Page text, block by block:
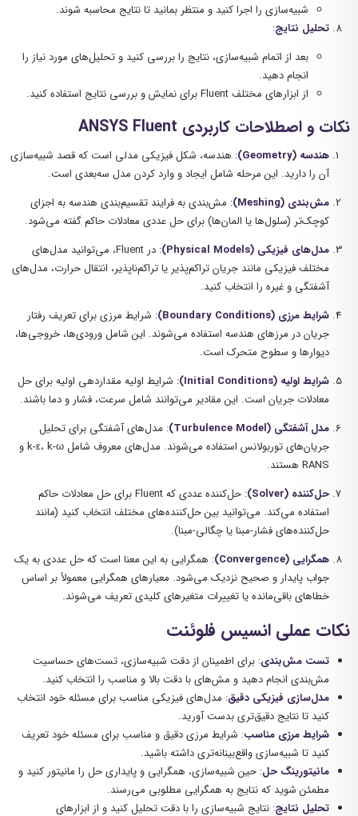
شبیه‌سازی را اجرا کنید و منتظر بمانید تا نتایج محاسبه شوند.
تحلیل نتایج:
بعد از اتمام شبیه‌سازی، نتایج را بررسی کنید و تحلیل‌های مورد نیاز را
انجام دهید.
از ابزارهای مختلف Fluent برای نمایش و بررسی نتایج استفاده کنید.
نکات و اصطلاحات کاربردی ANSYS Fluent
هندسه (Geometry)
: هندسه، شکل فیزیکی مدلی است که قصد شبیه‌سازی
آن را دارید. این مرحله شامل ایجاد و وارد کردن مدل سه‌بعدی است.
مش‌بندی (Meshing)
: مش‌بندی به فرایند تقسیم‌بندی هندسه به اجزای
کوچک‌تر (سلول‌ها یا المان‌ها) برای حل عددی معادلات حاکم گفته می‌شود.
مدل‌های فیزیکی (Physical Models)
: در Fluent، می‌توانید مدل‌های
مختلف فیزیکی مانند جریان تراکم‌پذیر یا تراکم‌ناپذیر، انتقال حرارت، مدل‌های
آشفتگی و غیره را انتخاب کنید.
شرایط مرزی (Boundary Conditions)
: شرایط مرزی برای تعریف رفتار
جریان در مرزهای هندسه استفاده می‌شوند. این شامل ورودی‌ها، خروجی‌ها،
دیوارها و سطوح متحرک است.
شرایط اولیه (Initial Conditions)
: شرایط اولیه مقداردهی اولیه برای حل
معادلات جریان است. این مقادیر می‌توانند شامل سرعت، فشار و دما باشند.
مدل آشفتگی (Turbulence Model)
: مدل‌های آشفتگی برای تحلیل
جریان‌های توربولانس استفاده می‌شوند. مدل‌های معروف شامل k-ε، k-ω و
RANS هستند.
حل‌کننده (Solver)
: حل‌کننده عددی که Fluent برای حل معادلات حاکم
استفاده می‌کند. می‌توانید بین حل‌کننده‌های مختلف انتخاب کنید (مانند
حل‌کننده‌های فشار-مبنا یا چگالی-مبنا).
همگرایی (Convergence)
: همگرایی به این معنا است که حل عددی به یک
جواب پایدار و صحیح نزدیک می‌شود. معیارهای همگرایی معمولاً بر اساس
خطاهای باقی‌مانده یا تغییرات متغیرهای کلیدی تعریف می‌شوند.
نکات عملی انسیس فلوئنت
تست مش‌بندی: برای اطمینان از دقت شبیه‌سازی، تست‌های حساسیت
مش‌بندی انجام دهید و مش‌های با دقت بالا و مناسب را انتخاب کنید.
مدل‌سازی فیزیکی دقیق: مدل‌های فیزیکی مناسب برای مسئله خود انتخاب
کنید تا نتایج دقیق‌تری بدست آورید.
شرایط مرزی مناسب: شرایط مرزی دقیق و مناسب برای مسئله خود تعریف
کنید تا شبیه‌سازی واقع‌بینانه‌تری داشته باشید.
مانیتورینگ حل: حین شبیه‌سازی، همگرایی و پایداری حل را مانیتور کنید و
مطمئن شوید که نتایج به همگرایی مطلوبی می‌رسند.
تحلیل نتایج: نتایج شبیه‌سازی را با دقت تحلیل کنید و از ابزارهای